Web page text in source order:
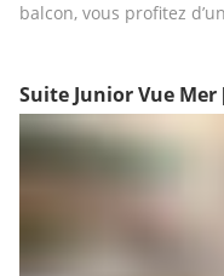
balcon, vous profitez
Suite Junior Vue Mer